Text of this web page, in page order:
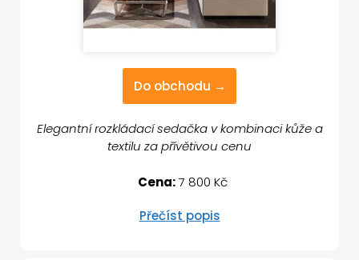
Do obchodu →
Elegantní rozkládací sedačka v kombinaci kůže a
textilu za přívětivou cenu
Cena:7 800 Kč
Přečíst popis